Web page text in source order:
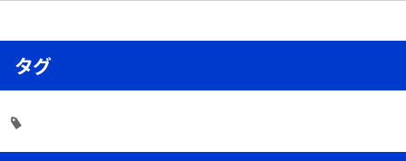
タグ